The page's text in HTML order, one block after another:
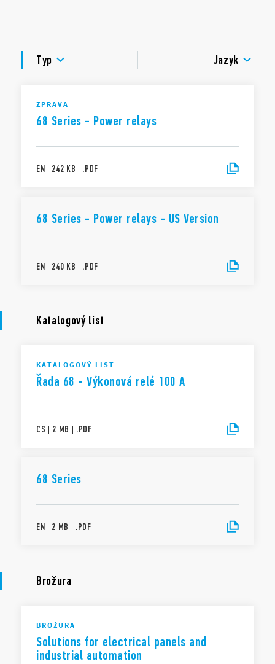
EN 60335-1 (GWIT 775 °C a GWFI 850 °C)
SCHVÁLENÍ
VIDEO
Typ Jazyk
ZPRÁVA
68 Series - Power relays
EN | 242 KB | .PDF
68 Series - Power relays - US Version
EN | 240 KB | .PDF
Katalogový list
KATALOGOVÝ LIST
Řada 68 - Výkonová relé 100 A
CS | 2 MB | .PDF
68 Series
EN | 2 MB | .PDF
Brožura
BROŽURA
Solutions for electrical panels and
industrial automation